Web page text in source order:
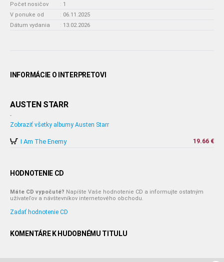
Počet nosičov
: 1
V ponuke od
: 06.11.2025
Dátum vydania
: 13.02.2026
INFORMÁCIE O INTERPRETOVI
AUSTEN STARR
-
Zobraziť všetky albumy Austen Starr
I Am The Enemy 19.66 €
HODNOTENIE CD
Máte CD vypočuté? Napíšte Vaše hodnotenie CD a informujte ostatným
užívateľov a návštevníkov internetového obchodu.
Zadať hodnotenie CD
KOMENTÁRE K HUDOBNÉMU TITULU